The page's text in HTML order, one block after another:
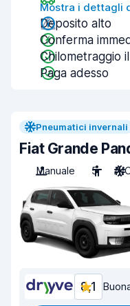
Mostra i dettagli
Deposito alto
Conferma
Chilometraggio
Paga adesso
Pneumatici invernali
Fiat Grande
Manuale
5 A/
8,1